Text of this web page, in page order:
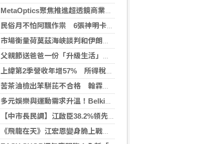
MetaOptics聚焦推進超透鏡商業化 撤回納斯達克上市申請 並押後於美國作雙重上市之計劃
民俗月不怕阿飄作祟 6張神明卡護佑平安
市場衡量荷莫茲海峽談判和伊朗局勢 油價走高
父親節送爸爸一份「升級生活」的禮物！全國電子仁德中山店盛大開幕 家電9折、滿千抽好禮
上緯第2季營收年增57% 所得稅加徵衝擊短期獲利
苦茶油檢出苯駢芘不合格 翰霖公司自主通報產線即日停止作業
多元娛樂與運動需求升溫！Belkin 打造多情境科技配件生態系全新推出 Nintendo Switch 2 系列配件 升級遊戲體驗
【中市長民調】江啟臣38.2%領先何欣純14.1% 各年齡層支持度全線領先
《飛龍在天》江宏恩變身脆上戰神開轟藍白「砍國防砍公視」 挺公視留言引爆藍綠攻防